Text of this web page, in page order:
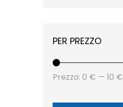
PER PREZZO
Prezzo: 0 € — 10 €